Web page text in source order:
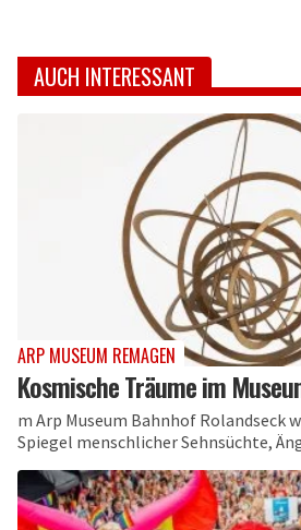
AUCH INTERESSANT
ARP MUSEUM REMAGEN
Kosmische Träume im
m Arp Museum Bahnhof Rolandseck
Spiegel menschlicher Sehnsüchte,